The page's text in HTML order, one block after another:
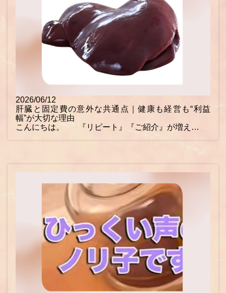
2026/06/12
肝臓と固定費の意外な共通点｜健康も経営も“利益
幅”が大切な理由
こんにちは。 『リピート』『ご紹介』が増え…